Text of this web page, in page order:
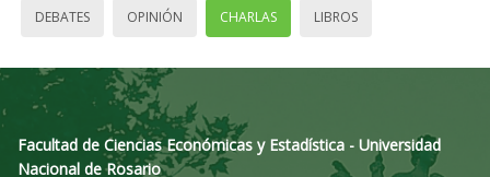
DEBATES OPINIÓN CHARLAS LIBROS
Facultad de Ciencias Económicas y Estadística - Universidad
Nacional de Rosario